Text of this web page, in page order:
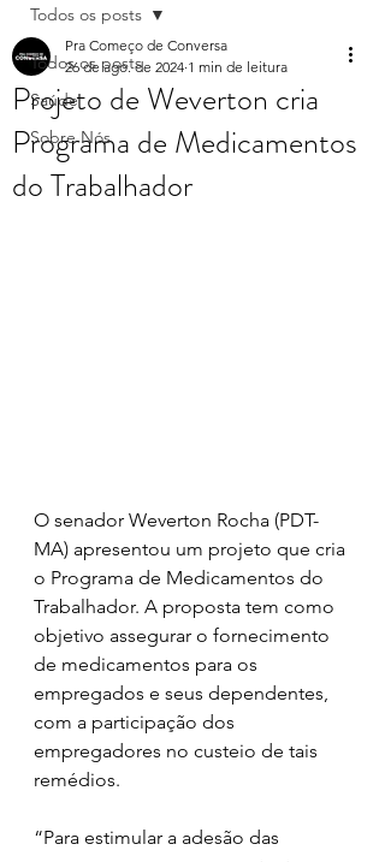
Todos os posts
Saúde
Sobre Nós
Todos os posts
Projeto de Weverton cria
Programa de Medicamentos
do Trabalhador
Pra Começo de Conversa
26 de ago. de 2024 1 min de leitura
O senador Weverton Rocha (PDT-
MA) apresentou um projeto que cria
o Programa de Medicamentos do
Trabalhador. A proposta tem como
objetivo assegurar o fornecimento
de medicamentos para os
empregados e seus dependentes,
com a participação dos
empregadores no custeio de tais
remédios.
“Para estimular a adesão das